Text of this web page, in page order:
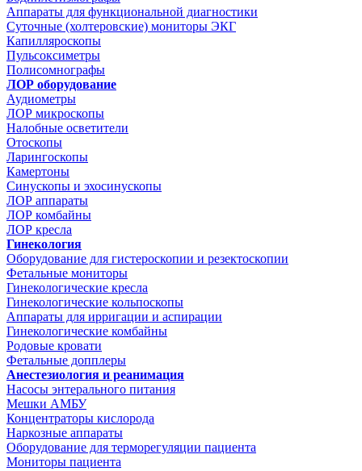
Аппараты для функциональной диагностики
Суточные (холтеровские) мониторы ЭКГ
Капилляроскопы
Пульсоксиметры
Полисомнографы
ЛОР оборудование
Аудиометры
ЛОР микроскопы
Налобные осветители
Отоскопы
Ларингоскопы
Камертоны
Синускопы и эхосинускопы
ЛОР аппараты
ЛОР комбайны
ЛОР кресла
Гинекология
Оборудование для гистероскопии и резектоскопии
Фетальные мониторы
Гинекологические кресла
Гинекологические кольпоскопы
Аппараты для ирригации и аспирации
Гинекологические комбайны
Родовые кровати
Фетальные допплеры
Анестезиология и реанимация
Насосы энтерального питания
Мешки АМБУ
Концентраторы кислорода
Наркозные аппараты
Оборудование для терморегуляции пациента
Мониторы пациента